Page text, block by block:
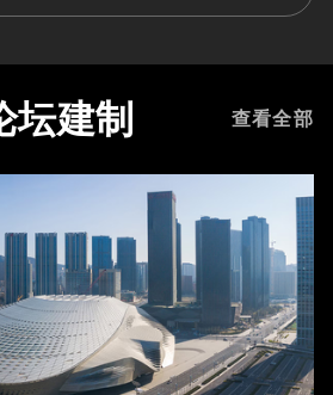
坛建制 查看全部